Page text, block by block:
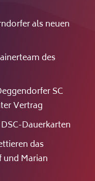
als neuen
des
SC
Vertrag
Dauerkarten
das
und Marian